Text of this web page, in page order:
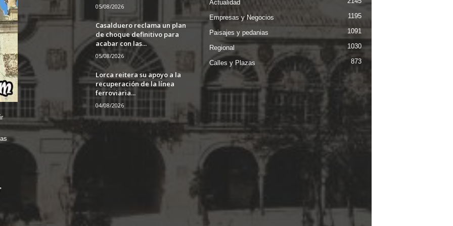
05/08/2026
Casalduero reclama un plan
de choque definitivo para
acabar con las...
05/08/2026
Lorca reitera su apoyo a la
recuperación de la línea
ferroviaria...
04/08/2026
Actualidad
Empresas y Negocios 1195
Paisajes y pedanias 1091
Regional 1030
Calles y Plazas 873